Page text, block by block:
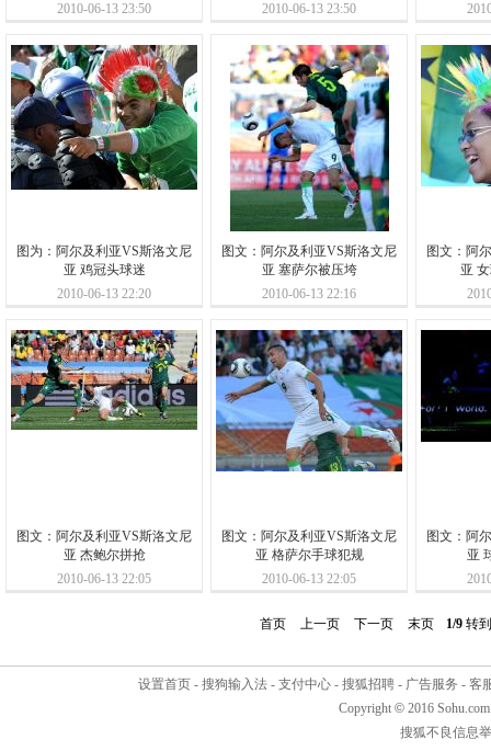
2010-06-13 23:50
2010-06-13 23:50
图为：阿尔及利亚VS斯洛文尼
亚 鸡冠头球迷
2010-06-13 22:20
图文：阿尔及利亚VS斯洛文尼
亚 塞萨尔被压垮
2010-06-13 22:16
图文：阿
亚
图文：阿尔及利亚VS斯洛文尼
亚 杰鲍尔拼抢
2010-06-13 22:05
图文：阿尔及利亚VS斯洛文尼
亚 格萨尔手球犯规
2010-06-13 22:05
图文：阿
亚
首页 上一页 下一页 末页 1/9转到
设置首页- 搜狗输入法- 支付中心- 搜狐招聘- 广告服务 - 客
Copyright © 2016
搜狐不良信息